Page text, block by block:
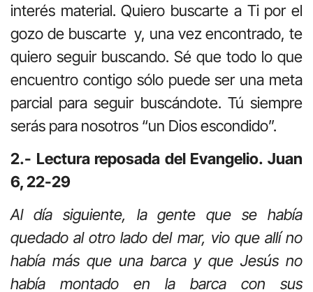
interés material. Quiero buscarte a Ti por el
gozo de buscarte y, una vez encontrado, te
quiero seguir buscando. Sé que todo lo que
encuentro contigo sólo puede ser una meta
parcial para seguir buscándote. Tú siempre
serás para nosotros “un Dios escondido”.
2.- Lectura reposada del Evangelio. Juan
6, 22-29
Al día siguiente, la gente que se había
quedado al otro lado del mar, vio que allí no
había más que una barca y que Jesús no
había montado en la barca con sus